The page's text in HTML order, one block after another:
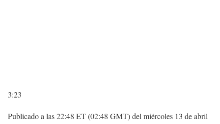
3:23
Publicado a las 22:48 ET (02:48 GMT) del miércoles 13 de abril